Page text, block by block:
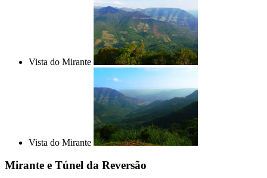
Vista do Mirante
Vista do Mirante
Mirante e Túnel da Reversão